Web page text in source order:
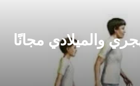
والميلادي مجانًا